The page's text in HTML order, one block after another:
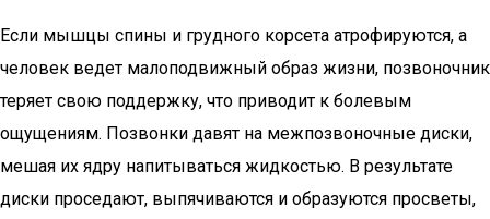
Если мышцы спины и грудного корсета атрофируются, а
человек ведет малоподвижный образ жизни, позвоночник
теряет свою поддержку, что приводит к болевым
ощущениям. Позвонки давят на межпозвоночные диски,
мешая их ядру напитываться жидкостью. В результате
диски проседают, выпячиваются и образуются просветы,